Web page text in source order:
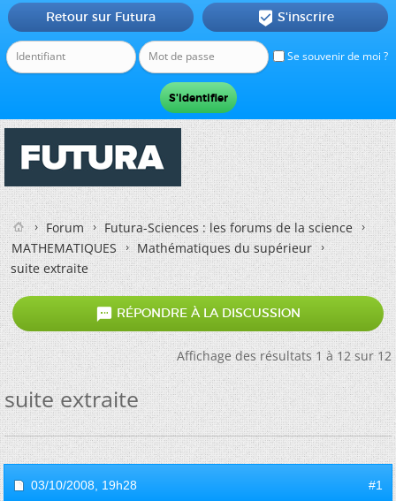
Se souvenir de moi ?
Retour sur Futura  S'inscrire
Forum
Futura-Sciences : les forums de la science
MATHEMATIQUES
Mathématiques du supérieur
suite extraite
 RÉPONDRE À LA DISCUSSION
Affichage des résultats 1 à 12 sur 12
suite extraite
03/10/2008, 19h28 #1